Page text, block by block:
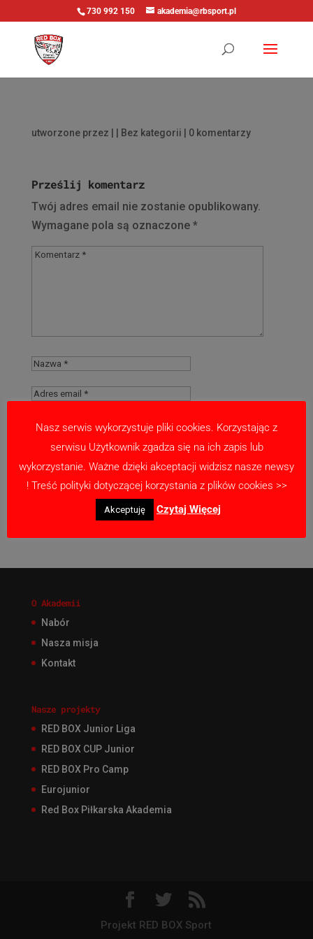
730 992 150 akademia@rbsport.pl
utworzone przez | Bez kategorii | 0 komentarzy
Prześlij komentarz
Twój adres email nie zostanie opublikowany.
Wymagane pola są oznaczone *
Zapamiętaj moje dane w tej przeglądarce
podczas pisania kolejnych komentarzy.
O Akademii
Nabór
Nasza misja
Kontakt
Nasze projekty
RED BOX Junior Liga
RED BOX CUP Junior
RED BOX Pro Camp
Eurojunior
Red Box Piłkarska Akademia
Projekt RED BOX Sport
Nasz serwis wykorzystuje pliki cookies. Korzystając z
serwisu Użytkownik zgadza się na ich zapis lub
wykorzystanie. Ważne dzięki akceptacji widzisz nasze newsy
! Treść polityki dotyczącej korzystania z plików cookies >>
Akceptuję Czytaj Więcej